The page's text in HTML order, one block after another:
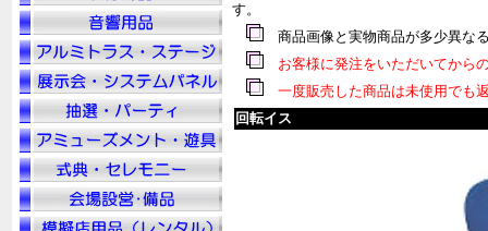
す。
商品画像と実物商品が多少異な
お客様に発注をいただいてから
一度販売した商品は未使用でも
回転イス